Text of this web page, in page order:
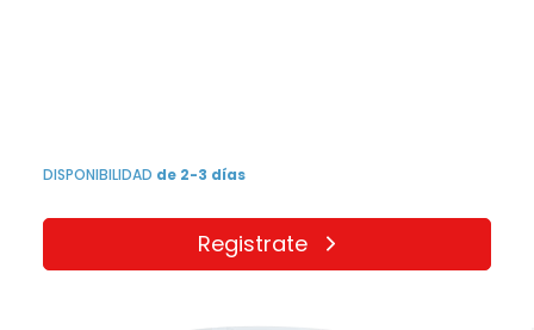
DISPONIBILIDAD de 2-3 días
Registrate